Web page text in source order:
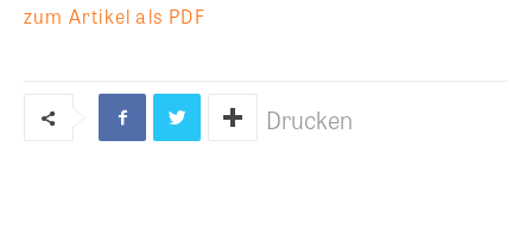
zum Artikel als PDF
Drucken